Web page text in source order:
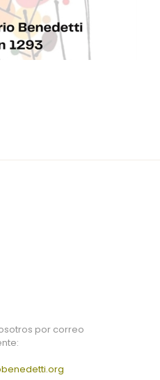
por correo